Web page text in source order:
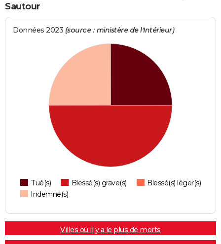
Sautour
Données 2023 (source : ministère de l'Intérieur)
Tué(s) Blessé(s) grave(s)
Blessé(s) léger(s)
Indemne(s)
Villes où il y a le plus de morts